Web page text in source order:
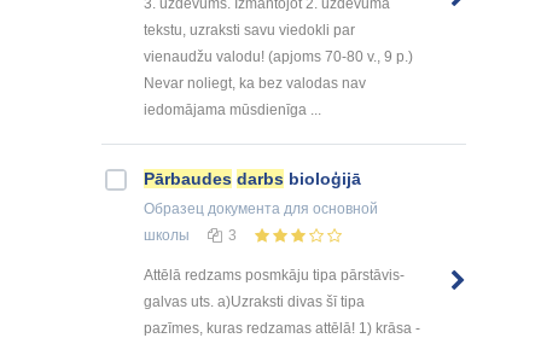
tekstu, uzraksti savu viedokli par
vienaudžu valodu! (apjoms 70-80 v., 9 p.)
Nevar noliegt, ka bez valodas nav
iedomājama mūsdienīga ...
Pārbaudes darbs bioloģijā
Образец документа для основной
школы
3
Attēlā redzams posmkāju tipa pārstāvis-
galvas uts. a)Uzraksti divas šī tipa
pazīmes, kuras redzamas attēlā! 1) krāsa -